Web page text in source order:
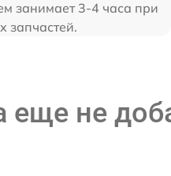
занимает 3-4 часа при
запчастей.
еще не